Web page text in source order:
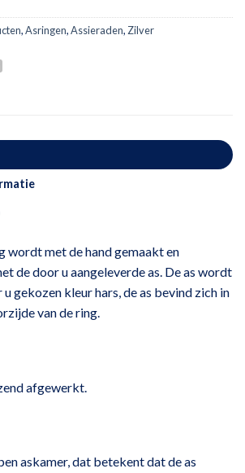
,Asringen,Assieraden, Zilver
wordt met de hand gemaakt en
de door u aangeleverde as. De as wordt
gekozen kleur hars, de as bevind zich in
van de ring.
afgewerkt.
askamer, dat betekent dat de as